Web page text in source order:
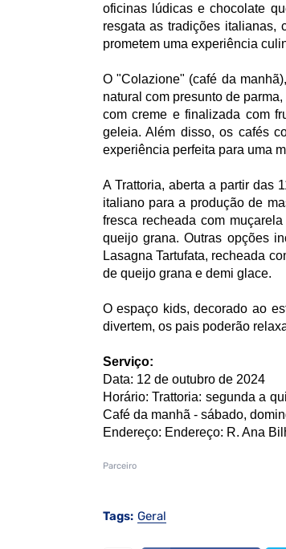
oficinas lúdicas e chocolate
resgata as tradições italianas,
prometem uma experiência
O "Colazione" (café da
natural com presunto de
com creme e finalizada com
geleia. Além disso, os cafés
experiência perfeita para uma
A Trattoria, aberta a partir das
italiano para a produção de
fresca recheada com
queijo grana. Outras opções
Lasagna Tartufata, recheada
de queijo grana e demi glace.
O espaço kids, decorado ao
divertem, os pais poderão
Serviço:
Data: 12 de outubro de 2024
Horário: Trattoria: segunda a
Café da manhã - sábado,
Endereço: Endereço: R. Ana
Parceiro
Tags: Geral